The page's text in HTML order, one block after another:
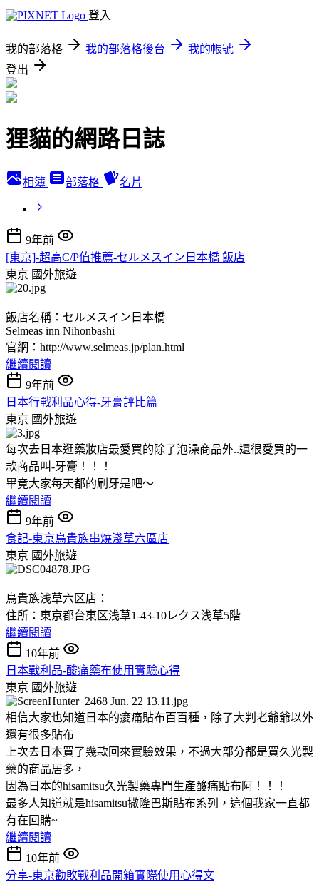
登入
我的部落格 我的部落格後台
我的帳號
登出
狸貓的網路日誌
相簿 部落格 名片
9年前
[東京]-超高C/P值推薦-セルメスイン日本橋 飯店
東京 國外旅遊
飯店名稱：セルメスイン日本橋
Selmeas inn Nihonbashi
官網：http://www.selmeas.jp/plan.html
繼續閱讀
9年前
日本行戰利品心得-牙膏評比篇
東京 國外旅遊
每次去日本逛藥妝店最愛買的除了泡澡商品外..還很愛買的一
款商品叫-牙膏！！！
畢竟大家每天都的刷牙是吧～
繼續閱讀
9年前
食記-東京鳥貴族串燒淺草六區店
東京 國外旅遊
鳥貴族浅草六区店：
住所：東京都台東区浅草1-43-10レクス浅草5階
繼續閱讀
10年前
日本戰利品-酸痛藥布使用實驗心得
東京 國外旅遊
相信大家也知道日本的痠痛貼布百百種，除了大判老爺爺以外
還有很多貼布
上次去日本買了幾款回來實驗效果，不過大部分都是買久光製
藥的商品居多，
因為日本的hisamitsu久光製藥專門生產酸痛貼布阿！！！
最多人知道就是hisamitsu撒隆巴斯貼布系列，這個我家一直都
有在回購~
繼續閱讀
10年前
分享-東京勸敗戰利品開箱實際使用心得文